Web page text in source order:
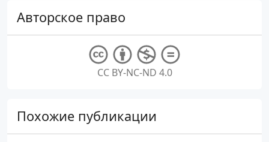
Авторское право
CC BY-NC-ND 4.0
Похожие публикации